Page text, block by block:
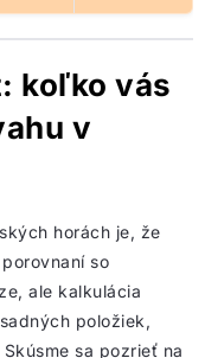
koľko vás
v
horách je, že
so
ale kalkulácia
položiek,
sa pozrieť na